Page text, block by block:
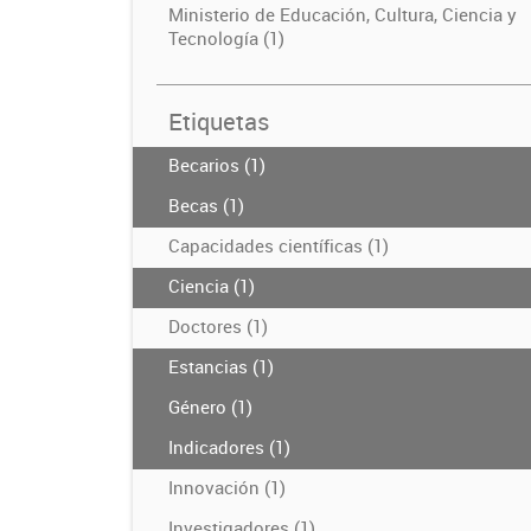
Ministerio de Educación, Cultura, Ciencia y
Tecnología (1)
Etiquetas
Becarios (1)
Becas (1)
Capacidades científicas (1)
Ciencia (1)
Doctores (1)
Estancias (1)
Género (1)
Indicadores (1)
Innovación (1)